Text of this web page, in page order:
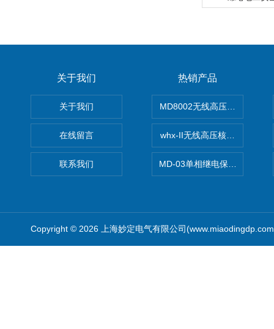
关于我们
关于我们
在线留言
联系我们
热销产品
MD8002无线高压核相仪
whx-II无线高压核相仪
MD-03单相继电保护测试仪价
Copyright © 2026 上海妙定电气有限公司